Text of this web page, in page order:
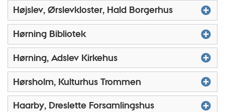
Højslev, Ørslevkloster, Hald Borgerhus
Hørning Bibliotek
Hørning, Adslev Kirkehus
Hørsholm, Kulturhus Trommen
Haarby, Dreslette Forsamlingshus